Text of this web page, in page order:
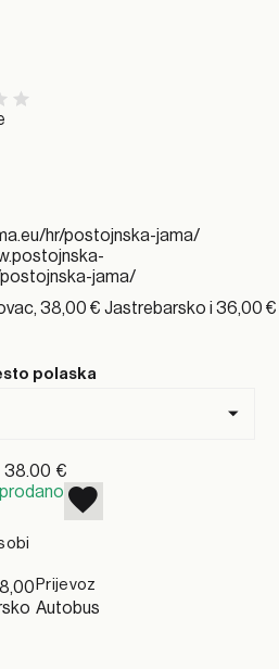
hr/postojnska-jama/
jama/
38,00 € Jastrebarsko i 36,00 €
polaska
€
38.00
Prijevoz
Autobus